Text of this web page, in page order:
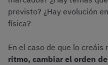
previsto? ¿Hay evolución
física?
En el caso de que lo creáis
ritmo, cambiar el orden